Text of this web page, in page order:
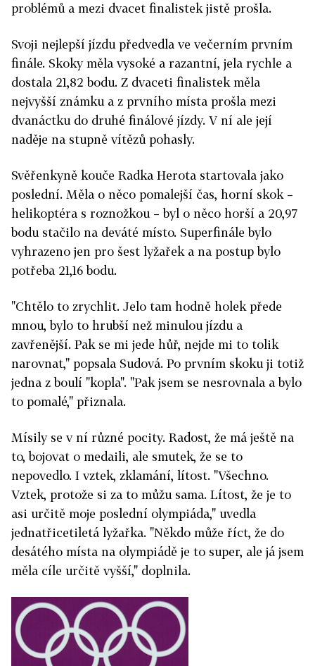
problémů a mezi dvacet finalistek jistě prošla.
Svoji nejlepší jízdu předvedla ve večerním prvním
finále. Skoky měla vysoké a razantní, jela rychle a
dostala 21,82 bodu. Z dvaceti finalistek měla
nejvyšší známku a z prvního místa prošla mezi
dvanáctku do druhé finálové jízdy. V ní ale její
naděje na stupně vítězů pohasly.
Svěřenkyně kouče Radka Herota startovala jako
poslední. Měla o něco pomalejší čas, horní skok –
helikoptéra s roznožkou – byl o něco horší a 20,97
bodu stačilo na deváté místo. Superfinále bylo
vyhrazeno jen pro šest lyžařek a na postup bylo
potřeba 21,16 bodu.
"Chtělo to zrychlit. Jelo tam hodně holek přede
mnou, bylo to hrubší než minulou jízdu a
zavřenější. Pak se mi jede hůř, nejde mi to tolik
narovnat," popsala Sudová. Po prvním skoku ji totiž
jedna z boulí "kopla". "Pak jsem se nesrovnala a bylo
to pomalé," přiznala.
Mísily se v ní různé pocity. Radost, že má ještě na
to, bojovat o medaili, ale smutek, že se to
nepovedlo. I vztek, zklamání, lítost. "Všechno.
Vztek, protože si za to můžu sama. Lítost, že je to
asi určitě moje poslední olympiáda," uvedla
jednatřicetiletá lyžařka. "Někdo může říct, že do
desátého místa na olympiádě je to super, ale já jsem
měla cíle určitě vyšší," doplnila.